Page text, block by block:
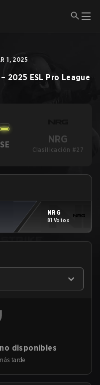
1, 2025
– 2025 ESL Pro League
NRG
Clasificación #27
NRG
81 Votos
disponibles
tarde